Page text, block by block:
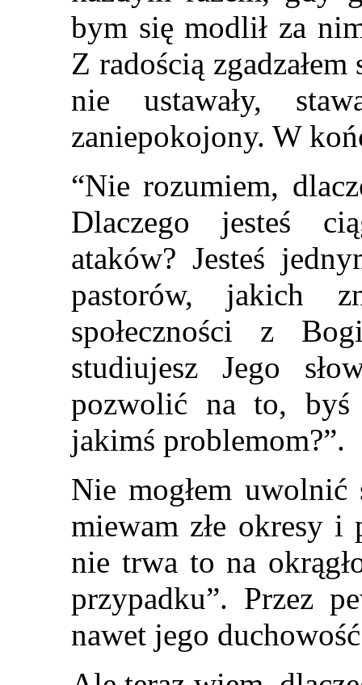
bym się modlił za
Z radością
nie ustawały,
zaniepokojony. W
“Nie rozumiem,
Dlaczego jesteś
ataków? Jesteś
pastorów, jakich
społeczności z
studiujesz Jego
pozwolić na to, byś
jakimś problemom?”.
Nie mogłem
miewam złe okresy i
nie trwa to na
przypadku”. Przez
nawet jego